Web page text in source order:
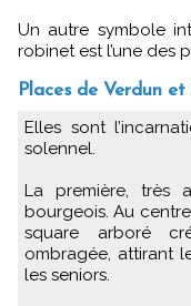
Un autre symbole
robinet est l’une des
Places de Verdun
Elles sont
solennel.
La première, très
bourgeois. Au
square arboré
ombragée, attirant
les seniors.